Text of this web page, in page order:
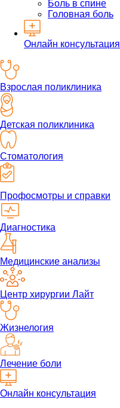
Боль в спине
Головная боль
Онлайн консультация
Взрослая поликлиника
Детская поликлиника
Стоматология
Профосмотры и справки
Диагностика
Медицинские анализы
Центр хирургии Лайт
Жизнелогия
Лечение боли
Онлайн консультация